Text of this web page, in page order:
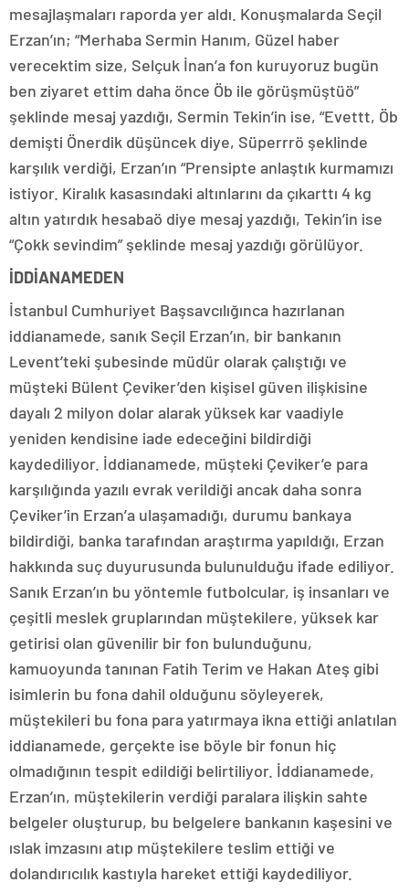
mesajlaşmaları raporda yer aldı. Konuşmalarda Seçil
Erzan’ın; “Merhaba Sermin Hanım, Güzel haber
verecektim size, Selçuk İnan’a fon kuruyoruz bugün
ben ziyaret ettim daha önce Öb ile görüşmüştüö”
şeklinde mesaj yazdığı, Sermin Tekin’in ise, “Evettt, Öb
demişti Önerdik düşüncek diye, Süperrrö şeklinde
karşılık verdiği, Erzan’ın “Prensipte anlaştık kurmamızı
istiyor. Kiralık kasasındaki altınlarını da çıkarttı 4 kg
altın yatırdık hesabaö diye mesaj yazdığı, Tekin’in ise
“Çokk sevindim” şeklinde mesaj yazdığı görülüyor.
İDDİANAMEDEN
İstanbul Cumhuriyet Başsavcılığınca hazırlanan
iddianamede, sanık Seçil Erzan’ın, bir bankanın
Levent’teki şubesinde müdür olarak çalıştığı ve
müşteki Bülent Çeviker’den kişisel güven ilişkisine
dayalı 2 milyon dolar alarak yüksek kar vaadiyle
yeniden kendisine iade edeceğini bildirdiği
kaydediliyor. İddianamede, müşteki Çeviker’e para
karşılığında yazılı evrak verildiği ancak daha sonra
Çeviker’in Erzan’a ulaşamadığı, durumu bankaya
bildirdiği, banka tarafından araştırma yapıldığı, Erzan
hakkında suç duyurusunda bulunulduğu ifade ediliyor.
Sanık Erzan’ın bu yöntemle futbolcular, iş insanları ve
çeşitli meslek gruplarından müştekilere, yüksek kar
getirisi olan güvenilir bir fon bulunduğunu,
kamuoyunda tanınan Fatih Terim ve Hakan Ateş gibi
isimlerin bu fona dahil olduğunu söyleyerek,
müştekileri bu fona para yatırmaya ikna ettiği anlatılan
iddianamede, gerçekte ise böyle bir fonun hiç
olmadığının tespit edildiği belirtiliyor. İddianamede,
Erzan’ın, müştekilerin verdiği paralara ilişkin sahte
belgeler oluşturup, bu belgelere bankanın kaşesini ve
ıslak imzasını atıp müştekilere teslim ettiği ve
dolandırıcılık kastıyla hareket ettiği kaydediliyor.